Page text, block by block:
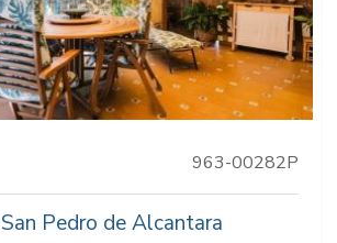
963-00282P
Pedro de Alcantara